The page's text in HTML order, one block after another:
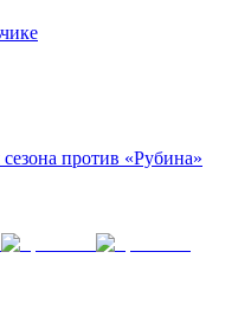
против «Рубина»